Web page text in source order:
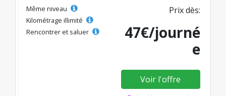
Même niveau
Kilométrage illimité
Rencontrer et saluer
Prix dès:
47€/journé
e
Voir l'offre